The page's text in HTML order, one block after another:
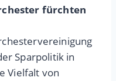
fürchten
Sparpolitik in
Vielfalt von